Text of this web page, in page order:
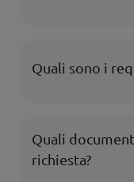
Quali sono i
Quali
richiesta?